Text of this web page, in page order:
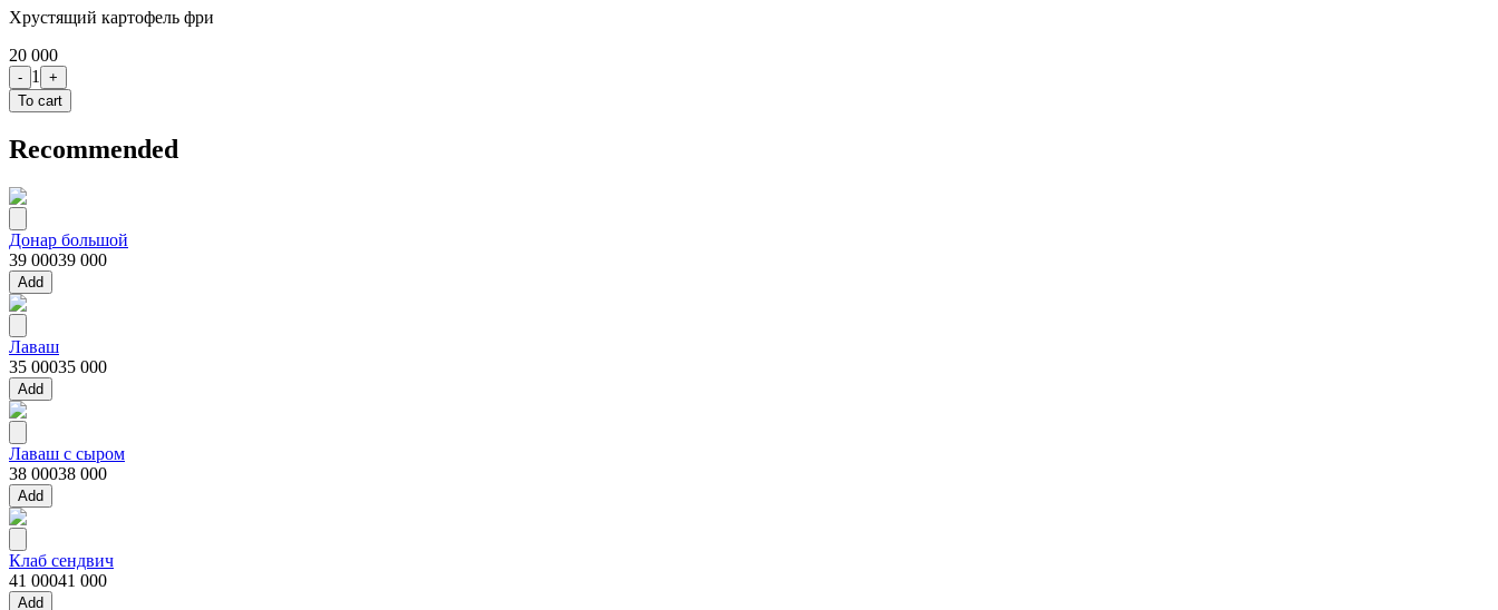
Хрустящий картофель фри
20 000
- 1
+
To cart
Recommended
Донар большой
39 00039 000
Add
Лаваш
35 00035 000
Add
Лаваш с сыром
38 00038 000
Add
Клаб сендвич
41 00041 000
Add